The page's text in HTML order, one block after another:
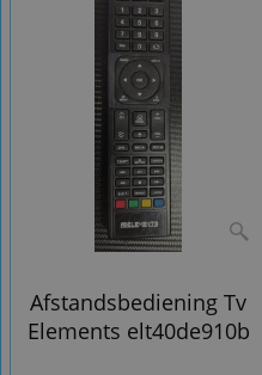
Afstandsbediening Tv
Elements elt40de910b